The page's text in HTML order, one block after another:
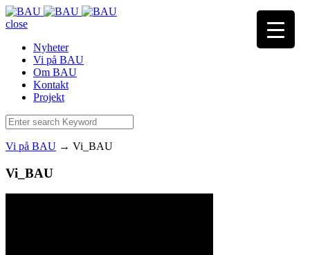
close
Nyheter
Vi på BAU
Om BAU
Kontakt
Projekt
Vi på BAU → Vi_BAU
Vi_BAU